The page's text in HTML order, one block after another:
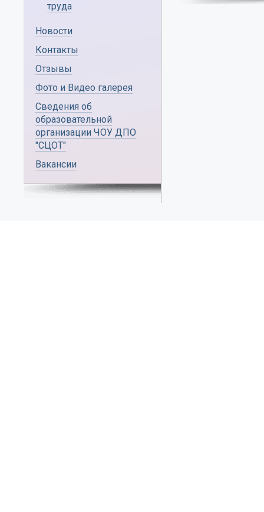
труда
Новости
Контакты
Отзывы
Фото и Видео галерея
Сведения об
образовательной
организации ЧОУ ДПО
"СЦОТ"
Вакансии